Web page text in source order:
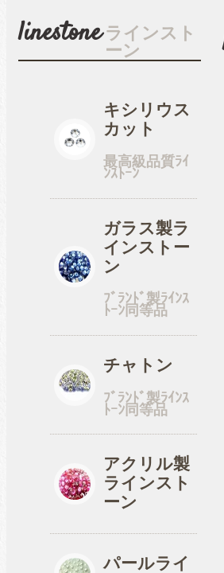
fave
tools
工具
便利品
収納ケース
linestone ラインスト
ーン
キシリウス
カット
最高級品質ﾗｲ
ﾝｽﾄｰﾝ
ガラス製ラ
インストー
ン
ﾌﾞﾗﾝﾄﾞ製ﾗｲﾝｽ
ﾄｰﾝ同等品
チャトン
ﾌﾞﾗﾝﾄﾞ製ﾗｲﾝｽ
ﾄｰﾝ同等品
アクリル製
ラインスト
ーン
パールライ